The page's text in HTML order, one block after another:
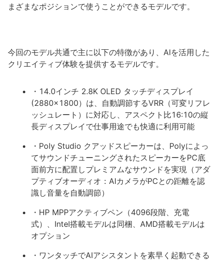
まざまなポジションで使うことができるモデルです。
今回のモデル共通で主に以下の特徴があり、AIを活用した
クリエイティブ体験を提供するモデルです。
・14.0インチ 2.8K OLED タッチディスプレイ
(2880×1800）は、自動調節するVRR（可変リフレ
ッシュレート）に対応し、アスペクト比16:10の縦
長ディスプレイで仕事用途でも快適に利用可能
・Poly Studio クアッドスピーカーは、Polyによっ
てサウンドチューニングされたスピーカーをPC底
面前方に配置しプレミアムなサウンドを実現（アダ
プティブオーディオ：AIカメラがPCとの距離を認
識し音量を自動調節）
・HP MPPアクティブペン（4096段階、充電
式）、Intel搭載モデルは同梱、AMD搭載モデルは
オプション
・ワンタッチでAIアシスタントを素早く起動できる